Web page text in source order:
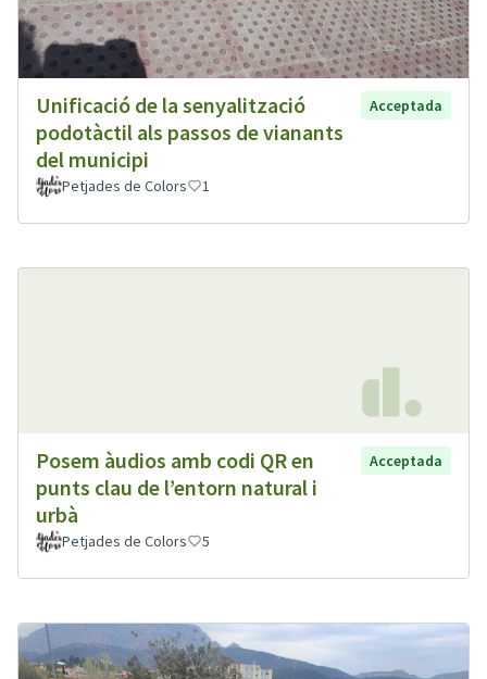
Unificació de la senyalització
podotàctil als passos de vianants
del municipi
Acceptada
Petjades de Colors 1
Posem àudios amb codi QR en
punts clau de l’entorn natural i
urbà
Acceptada
Petjades de Colors 5